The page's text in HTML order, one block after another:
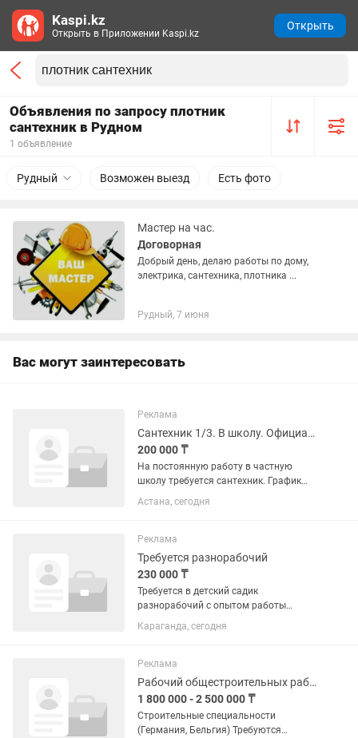
Объявления по запросу плотник
сантехник в Рудном
1 объявление
Рудный Возможен выезд Есть фото
Мастер на час.
Договорная
Добрый день, делаю работы по дому,
электрика, сантехника, плотника ...
Рудный, 7 июня
Вас могут заинтересовать
Реклама
Сантехник 1/3. В школу. Официально. Питание. Развозка.
200 000 ₸
На постоянную работу в частную
школу требуется сантехник. График
суточный 1/3. С 8.00 до 8.00. Смены в
июле: 16-20-24 итд. Можете по
смены будут...
Астана, сегодня
Реклама
Требуется разнорабочий
230 000 ₸
Требуется в детский садик
разнорабочий с опытом работы
сантехник плотник электрик дворник
по зданию работы
Караганда, сегодня
Реклама
Рабочий общестроительных работ
1 800 000 - 2 500 000 ₸
Строительные специальности
(Германия, Бельгия) Требуются
Kaspi.kz
Открыть в Приложении Kaspi.kz
Открыть